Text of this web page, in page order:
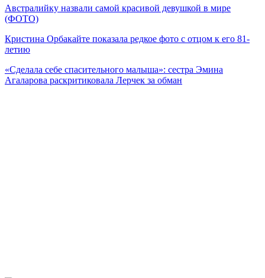
Австралийку назвали самой красивой девушкой в мире
(ФОТО)
Кристина Орбакайте показала редкое фото с отцом к его 81-
летию
«Сделала себе спасительного малыша»: сестра Эмина
Агаларова раскритиковала Лерчек за обман